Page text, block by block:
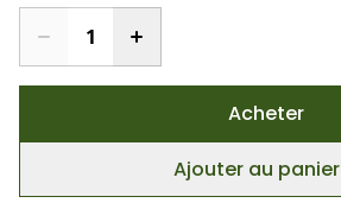
Acheter
Ajouter au panier